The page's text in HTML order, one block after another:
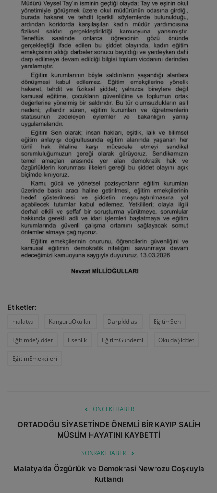
Etiketler:
malatya
KanguruOkulları Darpİddiası EğitimSen
EğitimdeŞiddet Esenlik EğitimGündemi OkuldaŞiddet
EğitimEmekçileri
ÖNCEKI HABER
ORTADOĞU SİYASETİNDE ÖNEMLİ BİR KAYIP SALİH
MÜSLİM HAYATINI KAYBETTİ
SONRAKI HABER
Malatya’da Özgürlük ve Demokrasi Newrozu Coşkuyla
Kutlandı